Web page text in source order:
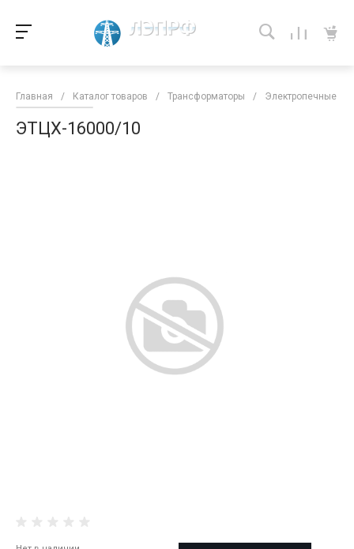
Главная / Каталог товаров / Трансформаторы / Электропечные
ЭТЦХ-16000/10